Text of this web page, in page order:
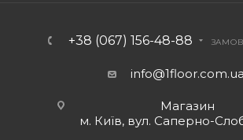
+38 (067) 156-48-88
info@1floor.com.ua
Магазин
м. Київ, вул. Саперно-